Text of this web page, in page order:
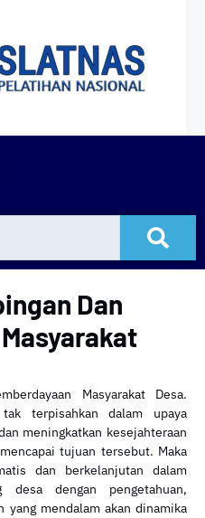
Dan
Masyarakat Desa.
terpisahkan dalam upaya
meningkatkan kesejahteraan
tujuan tersebut. Maka
dan berkelanjutan dalam
desa dengan pengetahuan,
yang mendalam akan dinamika